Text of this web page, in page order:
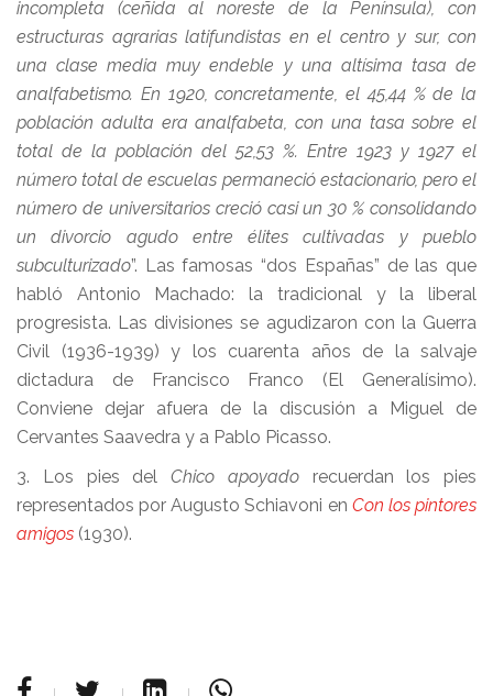
incompleta (ceñida al noreste de la Península), con
estructuras agrarias latifundistas en el centro y sur, con
una clase media muy endeble y una altísima tasa de
analfabetismo. En 1920, concretamente, el 45,44 % de la
población adulta era analfabeta, con una tasa sobre el
total de la población del 52,53 %. Entre 1923 y 1927 el
número total de escuelas permaneció estacionario, pero el
número de universitarios creció casi un 30 % consolidando
un divorcio agudo entre élites cultivadas y pueblo
subculturizado”. Las famosas “dos Españas” de las que
habló Antonio Machado: la tradicional y la liberal
progresista. Las divisiones se agudizaron con la Guerra
Civil (1936-1939) y los cuarenta años de la salvaje
dictadura de Francisco Franco (El Generalísimo).
Conviene dejar afuera de la discusión a Miguel de
Cervantes Saavedra y a Pablo Picasso.
3. Los pies del Chico apoyadorecuerdan los pies
representados por Augusto Schiavoni en Con los pintores
amigos (1930).